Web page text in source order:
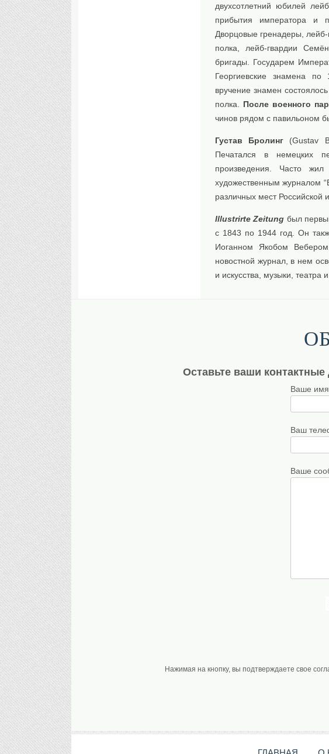
двухсотлетний юбилей
прибытия императора и
Дворцовые гренадеры,
полка, лейб-гвардии
бригады. Государем
Георгиевские знамена
вручение знамен
полка. После военного
чинов рядом с павильоном
Густав Бролинг (Gustav
Печатался в немецких
произведения. Часто
художественным журналом
различных мест Российской
Illustrirte Zeitung был
с 1843 по 1944 год. Он
Иоганном Якобом
новостной журнал, в нем
и искусства, музыки,
Оставьте ваши
Ваше имя
Ваш
Ваше
Нажимая на кнопку, вы подтверждаете свое